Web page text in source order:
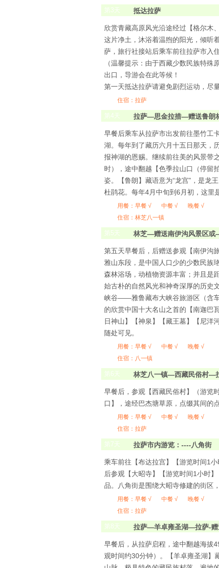
第3天 抵达拉萨
欣赏青藏高原风光沿途经过【格尔木
这片净土，沐浴着温煦的阳光，倾听
萨，旅行社接站后乘车前往拉萨市入
（温馨提示：由于西藏少数民族特
出口，导游会在此等候！
第一天抵达拉萨请避免剧烈运动，尽
住宿：拉萨
第4天 拉萨—思金拉措—赠送鲁朗
早餐后乘车从拉萨市出发前往墨竹工
湖。每年到了藏历六月十五日那天，
报神湖的恩赐。继续前往美的风景带
时），途中翻越【色季拉山口（停留
姿。【鲁朗】藏语意为“龙宫”，是龙
杜鹃花。每年4月中旬到6月初，这里
用餐： 早餐 √ 中餐 √
晚餐 √
住宿：林芝八一镇
第5天 林芝—赠送南伊沟风景区
第五天早餐后，后赠送参观【南伊沟
雅山东段，是中国人口少的少数民族
森林浴场，动植物资源丰富；并且是
始古朴的自然风光和神奇深厚的历史
峡谷——雅鲁藏布大峡谷旅游区（含
的欣赏中国十大名山之首的【南迦巴
日神山】【神泉】【藏王墓】【尼洋
随处可见。
用餐： 早餐 √ 中餐 √
晚餐 √
住宿：八一镇
第6天 林芝八一镇—西藏民俗村—
早餐后，参观【西藏民俗村】（游览
口】，途经巴杰塘草原，点缀其间的
用餐： 早餐 √ 中餐 √
晚餐 √
住宿：拉萨
第7天 拉萨市内游览：----八角街
乘车前往【布达拉宫】【游览时间1
后参观【大昭寺】【游览时间1小时
品。八角街是围绕大昭寺修建的街区
用餐： 早餐 √ 中餐 √
晚餐 √
住宿：拉萨
第8 天 拉萨—羊卓雍圣湖—拉萨-赠
早餐后，从拉萨启程，途中翻越海拔
观时间约30分钟）。【羊卓雍圣湖】